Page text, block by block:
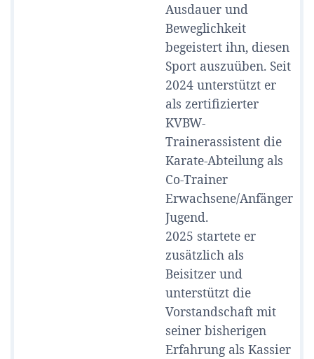
Ausdauer und
Beweglichkeit
begeistert ihn, diesen
Sport auszuüben. Seit
2024 unterstützt er
als zertifizierter
KVBW-
Trainerassistent die
Karate-Abteilung als
Co-Trainer
Erwachsene/Anfänger
Jugend.
2025 startete er
zusätzlich als
Beisitzer und
unterstützt die
Vorstandschaft mit
seiner bisherigen
Erfahrung als Kassier